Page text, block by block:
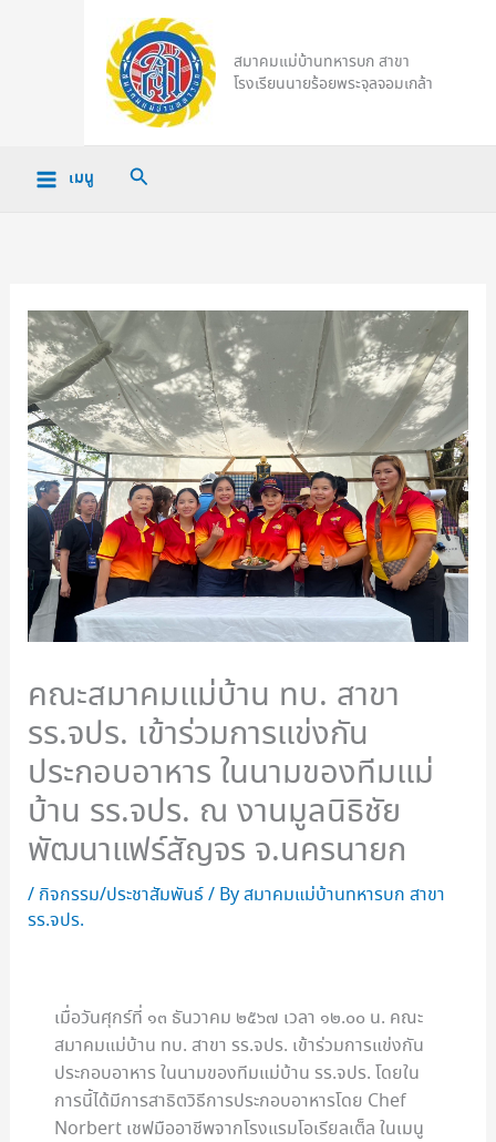
สมาคมแม่บ้านทหารบก สาขา
โรงเรียนนายร้อยพระจุลจอมเกล้า
เมนู Search
คณะสมาคมแม่บ้าน ทบ. สาขา
รร.จปร. เข้าร่วมการแข่งกัน
ประกอบอาหาร ในนามของทีมแม่
บ้าน รร.จปร. ณ งานมูลนิธิชัย
พัฒนาแฟร์สัญจร จ.นครนายก
/ กิจกรรม/ประชาสัมพันธ์/ Byสมาคมแม่บ้านทหารบก สาขา
รร.จปร.
เมื่อวันศุกร์ที่ ๑๓ ธันวาคม ๒๕๖๗ เวลา ๑๒.๐๐ น. คณะ
สมาคมแม่บ้าน ทบ. สาขา รร.จปร. เข้าร่วมการแข่งกัน
ประกอบอาหาร ในนามของทีมแม่บ้าน รร.จปร. โดยใน
การนี้ได้มีการสาธิตวิธีการประกอบอาหารโดย Chef
Norbert เชฟมืออาชีพจากโรงแรมโอเรียลเต็ล ในเมนู